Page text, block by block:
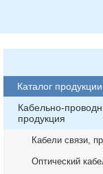
Каталог продукции
Кабельно-
продукция
Кабели связи,
Оптический